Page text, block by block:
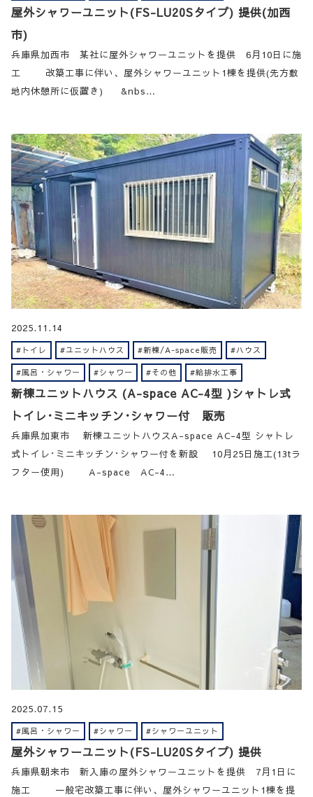
屋外シャワーユニット(FS-LU20Sタイプ) 提供(加西
市)
兵庫県加西市 某社に屋外シャワーユニットを提供 6月10日に施
工 改築工事に伴い、屋外シャワーユニット1棟を提供(先方敷
地内休憩所に仮置き) &nbs…
2025.11.14
#トイレ #ユニットハウス #新棟/A-space販売 #ハウス
#風呂・シャワー #シャワー #その他 #給排水工事
新棟ユニットハウス (A-space AC-4型 )シャトレ式
トイレ･ミニキッチン･シャワー付 販売
兵庫県加東市 新棟ユニットハウスA-space AC-4型 シャトレ
式トイレ･ミニキッチン･シャワー付を新設 10月25日施工(13tラ
フター使用) A-space AC-4…
2025.07.15
#風呂・シャワー #シャワー #シャワーユニット
屋外シャワーユニット(FS-LU20Sタイプ) 提供
兵庫県朝来市 新入庫の屋外シャワーユニットを提供 7月1日に
施工 一般宅改築工事に伴い、屋外シャワーユニット1棟を提